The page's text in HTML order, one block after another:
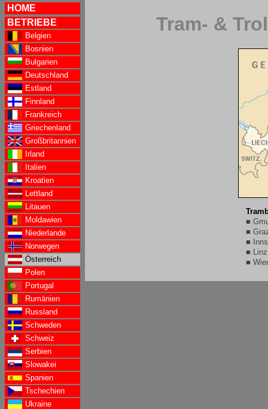
HOME
BETRIEBE
Belgien
Bosnien
Bulgarien
Deutschland
Estland
Finnland
Frankreich
Griechenland
Großbritannien
Irland
Italien
Kroatien
Lettland
Litauen
Moldawien
Niederlande
Norwegen
Österreich
Polen
Portugal
Rumänien
Russland
Schweden
Schweiz
Serbien
Slowakei
Spanien
Tschechien
Ukraine
Tram- &
■
■
■
■ Linz
■